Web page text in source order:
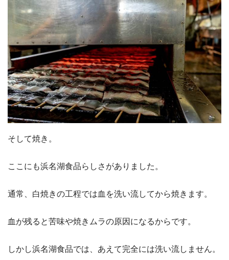
そして焼き。
ここにも浜名湖食品らしさがありました。
通常、白焼きの工程では血を洗い流してから焼きます。
血が残ると苦味や焼きムラの原因になるからです。
しかし浜名湖食品では、あえて完全には洗い流しません。